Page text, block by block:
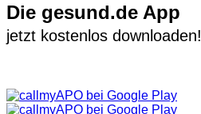
Die gesund.de App
jetzt kostenlos downloaden!